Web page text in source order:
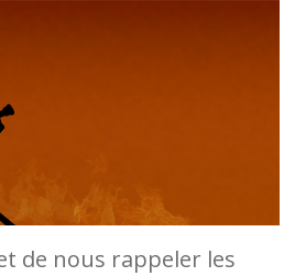
de nous rappeler les